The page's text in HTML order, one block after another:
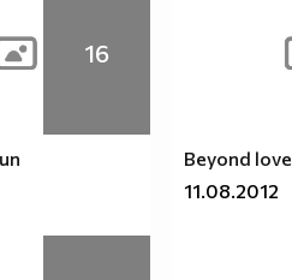
16
Beyond love
11.08.2012